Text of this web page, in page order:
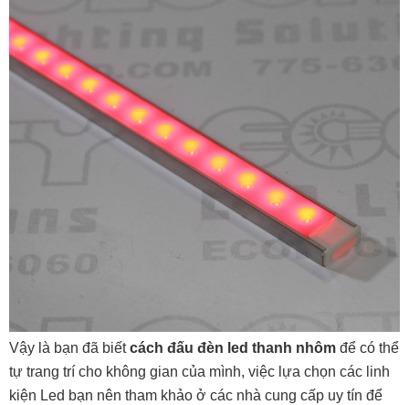
Vậy là bạn đã biếtcách đấu đèn led thanh nhôm để có thể
tự trang trí cho không gian của mình, việc lựa chọn các linh
kiện Led bạn nên tham khảo ở các nhà cung cấp uy tín để